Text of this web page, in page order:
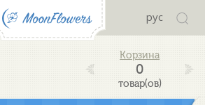
рус
0
товар(ов)